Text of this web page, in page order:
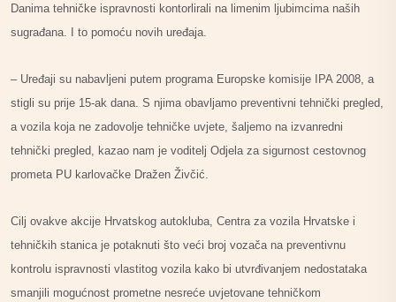
Danima tehničke ispravnosti kontorlirali na limenim ljubimcima naših
sugrađana. I to pomoću novih uređaja.
– Uređaji su nabavljeni putem programa Europske komisije IPA 2008, a
stigli su prije 15-ak dana. S njima obavljamo preventivni tehnički pregled,
a vozila koja ne zadovolje tehničke uvjete, šaljemo na izvanredni
tehnički pregled, kazao nam je voditelj Odjela za sigurnost cestovnog
prometa PU karlovačke Dražen Živčić.
Cilj ovakve akcije Hrvatskog autokluba, Centra za vozila Hrvatske i
tehničkih stanica je potaknuti što veći broj vozača na preventivnu
kontrolu ispravnosti vlastitog vozila kako bi utvrđivanjem nedostataka
smanjili mogućnost prometne nesreće uvjetovane tehničkom